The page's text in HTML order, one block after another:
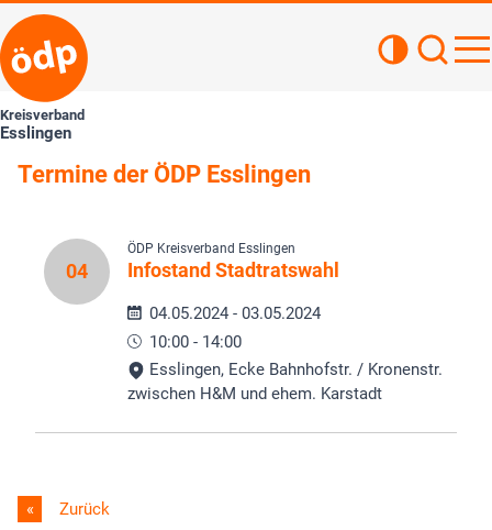
Kreisverband
Esslingen
Termine der ÖDP Esslingen
04
ÖDP Kreisverband Esslingen
Infostand Stadtratswahl
04.05.2024 - 03.05.2024
10:00 - 14:00
Esslingen, Ecke Bahnhofstr. / Kronenstr.
zwischen H&M und ehem. Karstadt
Zurück